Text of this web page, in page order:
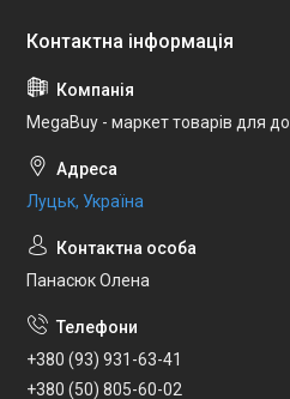
MegaBuy - маркет товарів для
Луцьк, Україна
Панасюк Олена
+380 (93) 931-63-41
+380 (50) 805-60-02